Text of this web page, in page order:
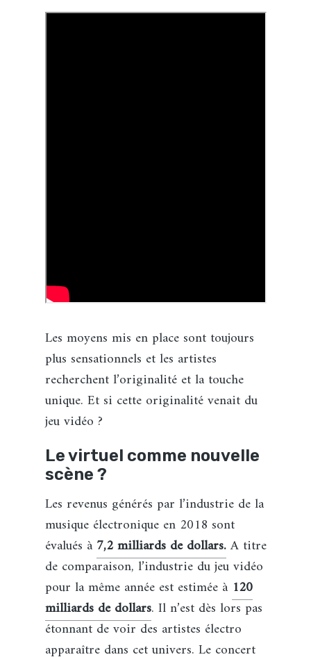
Les moyens mis en place sont toujours
plus sensationnels et les artistes
recherchent l’originalité et la touche
unique. Et si cette originalité venait du
jeu vidéo ?
Le virtuel comme nouvelle
scène ?
Les revenus générés par l’industrie de la
musique électronique en 2018 sont
évalués à 7,2 milliards de dollars.A titre
de comparaison, l’industrie du jeu vidéo
pour la même année est estimée à 120
milliards de dollars. Il n’est dès lors pas
étonnant de voir des artistes électro
apparaître dans cet univers. Le concert